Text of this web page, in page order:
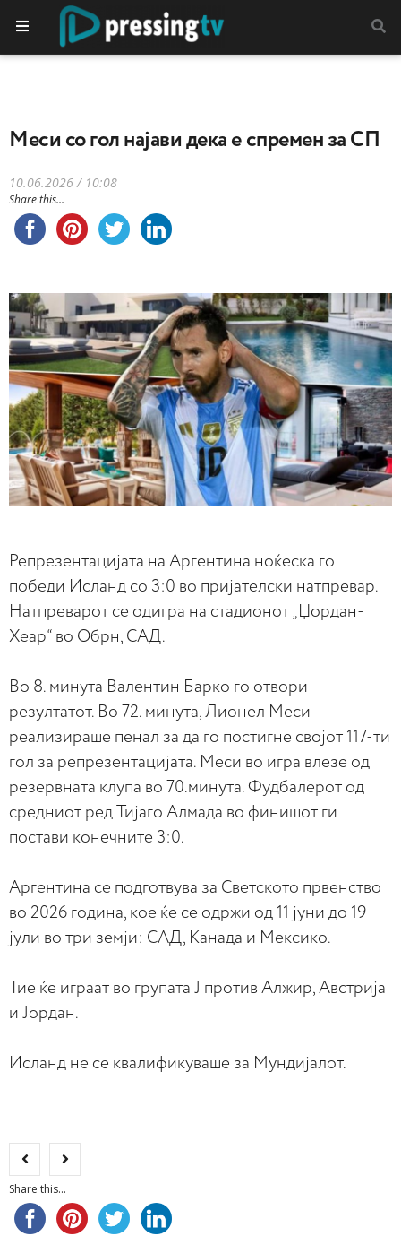
Meси со гол најави дека е спремен за СП
10.06.2026 / 10:08
Share this...
Репрезентацијата на Аргентина ноќеска го
победи Исланд со 3:0 во пријателски натпревар.
Натпреварот се одигра на стадионот „Џордан-
Хеар“ во Обрн, САД.
Во 8. минута Валентин Барко го отвори
резултатот. Во 72. минута, Лионел Меси
реализираше пенал за да го постигне својот 117-ти
гол за репрезентацијата. Меси во игра влезе од
резервната клупа во 70.минута. Фудбалерот од
средниот ред Тијаго Алмада во финишот ги
постави конечните 3:0.
Аргентина се подготвува за Светското првенство
во 2026 година, кое ќе се одржи од 11 јуни до 19
јули во три земји: САД, Канада и Мексико.
Тие ќе играат во групата Ј против Алжир, Австрија
и Јордан.
Исланд не се квалификуваше за Мундијалот.
Share this...